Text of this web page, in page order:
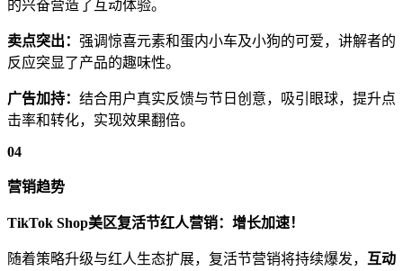
的兴奋营造了互动体验。
卖点突出： 强调惊喜元素和蛋内小车及小狗的可爱，讲解者的
反应突显了产品的趣味性。
广告加持： 结合用户真实反馈与节日创意，吸引眼球，提升点
击率和转化，实现效果翻倍。
04
营销趋势
TikTok Shop美区复活节红人营销：增长加速！
随着策略升级与红人生态扩展，复活节营销将持续爆发， 互动